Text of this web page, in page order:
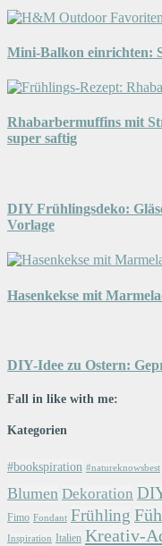
Mini-Balkon einrichten:
Rhabarbermuffins mit
super saftig
DIY Frühlingsdeko:
Vorlage
Hasenkekse mit
DIY-Idee zu Ostern:
Fall in like with me:
Kategorien
#bookspiration #natureknowsbest
Blumen Dekoration
Fimo Fondant Frühling
Inspiration Italien Kreativ-